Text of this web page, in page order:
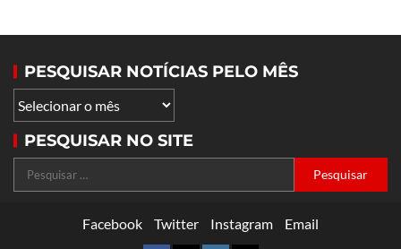
PESQUISAR NOTÍCIAS PELO MÊS
PESQUISAR NO SITE
Facebook Twitter Instagram Email